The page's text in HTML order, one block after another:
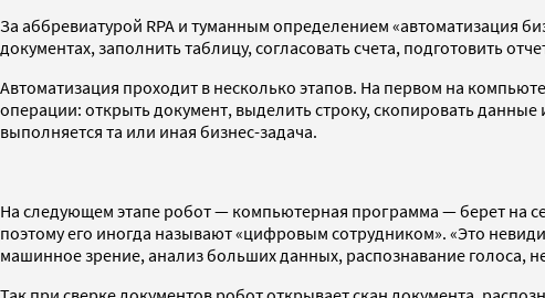
За аббревиатурой RPA и туманным определением «автоматизация
документах, заполнить таблицу, согласовать счета, подготовить
Автоматизация проходит в несколько этапов. На первом на
операции: открыть документ, выделить строку, скопировать
выполняется та или иная бизнес-задача.
На следующем этапе робот — компьютерная программа — берет на
поэтому его иногда называют «цифровым сотрудником». «Это
машинное зрение, анализ больших данных, распознавание голоса,